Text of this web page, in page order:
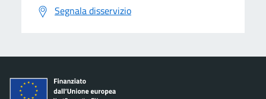
Segnala disservizio